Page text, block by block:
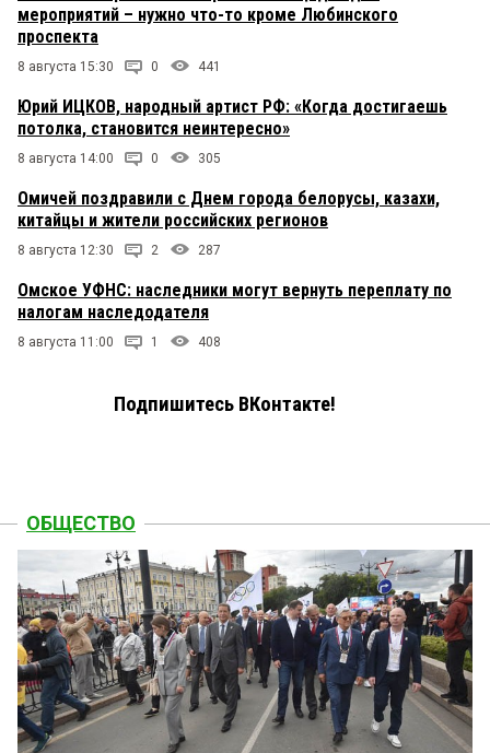
мероприятий – нужно что-то кроме Любинского
проспекта
8 августа 15:30 0 441
Юрий ИЦКОВ, народный артист РФ: «Когда достигаешь
потолка, становится неинтересно»
8 августа 14:00 0 305
Омичей поздравили с Днем города белорусы, казахи,
китайцы и жители российских регионов
8 августа 12:30 2 287
Омское УФНС: наследники могут вернуть переплату по
налогам наследодателя
8 августа 11:00 1 408
Подпишитесь ВКонтакте!
ОБЩЕСТВО